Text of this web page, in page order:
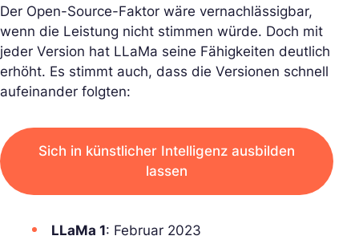
Der Open-Source-Faktor wäre vernachlässigbar,
wenn die Leistung nicht stimmen würde. Doch mit
jeder Version hat LLaMa seine Fähigkeiten deutlich
erhöht. Es stimmt auch, dass die Versionen schnell
aufeinander folgten:
Sich in künstlicher Intelligenz ausbilden
lassen
LLaMa 1: Februar 2023